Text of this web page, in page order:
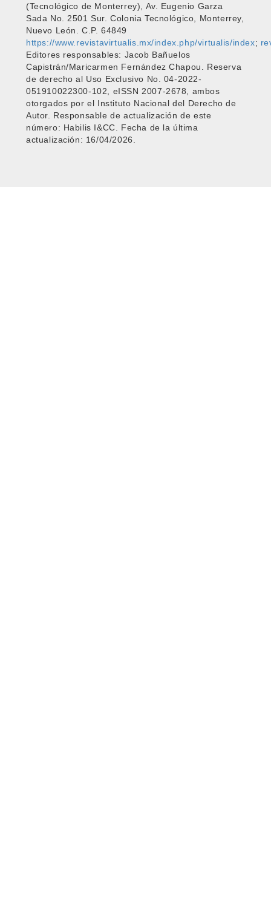
(Tecnológico de Monterrey), Av. Eugenio Garza
Sada No. 2501 Sur. Colonia Tecnológico, Monterrey,
Nuevo León. C.P. 64849
https://www.revistavirtualis.mx/index.php/virtualis/index;
Editores responsables: Jacob Bañuelos
Capistrán/Maricarmen Fernández Chapou. Reserva
de derecho al Uso Exclusivo No. 04-2022-
051910022300-102, eISSN 2007-2678, ambos
otorgados por el Instituto Nacional del Derecho de
Autor. Responsable de actualización de este
número: Habilis I&CC. Fecha de la última
actualización: 16/04/2026.